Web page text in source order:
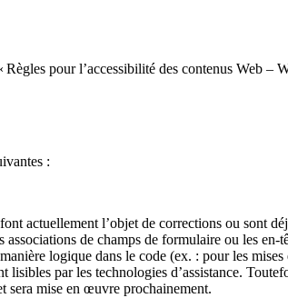
pour l’accessibilité des contenus Web
:
actuellement l’objet de corrections ou sont
de champs de formulaire ou les
logique dans le code (ex. : pour les
par les technologies d’assistance.
sera mise en œuvre prochainement.